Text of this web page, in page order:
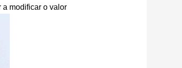
a modificar o valor